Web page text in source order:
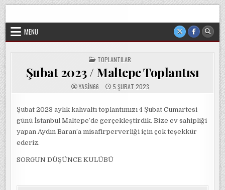
Skip
to
content
veya cemaatin güdümünde ya da tesirinde olmayan, tamamen
MENU
POSTED
IN
TOPLANTILAR
Şubat 2023 / Maltepe Toplantısı
YASIN66 5 ŞUBAT 2023
Şubat 2023 aylık kahvaltı toplantımızı 4 Şubat Cumartesi
günü İstanbul Maltepe’de gerçekleştirdik. Bize ev sahipliği
yapan Aydın Baran’a misafirperverliği için çok teşekkür
ederiz.
SORGUN DÜŞÜNCE KULÜBÜ